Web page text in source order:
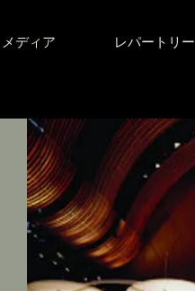
メディア レパートリー